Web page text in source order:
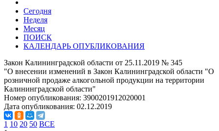
Сегодня
Неделя
Месяц
ПОИСК
КАЛЕНДАРЬ ОПУБЛИКОВАНИЯ
Закон Калининградской области от 25.11.2019 № 345
"О внесении изменений в Закон Калининградской области "О
розничной продаже алкогольной продукции на территории
Калининградской области"
Номер опубликования: 3900201912020001
Дата опубликования: 02.12.2019
1 10 20 50 ВСЕ